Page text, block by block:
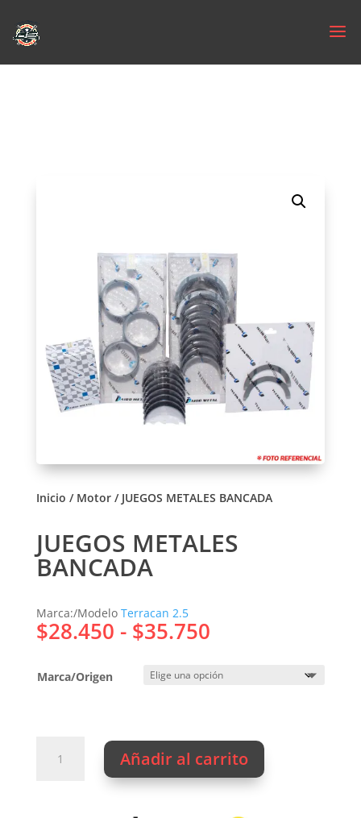
Inicio / Motor/ JUEGOS METALES BANCADA
JUEGOS METALES
BANCADA
Marca:/Modelo Terracan 2.5
$28.450 - $35.750Rango
precios:
desde
$35.750
Marca/Origen
METALES
Añadir al carrito